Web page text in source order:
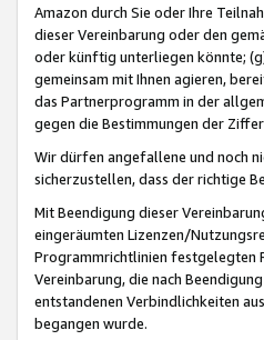
Amazon durch Sie oder Ihre
dieser Vereinbarung oder den
oder künftig unterliegen könnte;
gemeinsam mit Ihnen agieren,
das Partnerprogramm in der
gegen die Bestimmungen der
Wir dürfen angefallene und noch
sicherzustellen, dass der richtige
Mit Beendigung dieser
eingeräumten Lizenzen/
Programmrichtlinien festgelegten
Vereinbarung, die nach
entstandenen Verbindlichkeiten
begangen wurde.